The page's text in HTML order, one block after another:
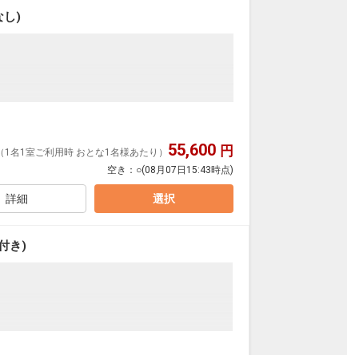
し)
能下さい！！
いただけません
1分
（1名1室ご利用時 おとな1名様あたり） 55,600 円
空き： ○(08月07日15:43時点)
詳細 選択
き)